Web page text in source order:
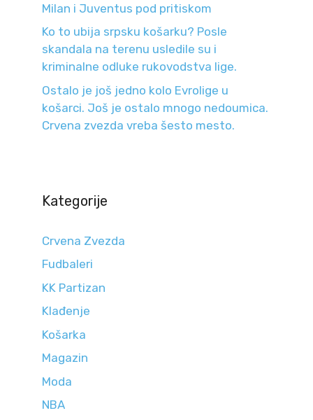
Milan i Juventus pod pritiskom
Ko to ubija srpsku košarku? Posle
skandala na terenu usledile su i
kriminalne odluke rukovodstva lige.
Ostalo je još jedno kolo Evrolige u
košarci. Još je ostalo mnogo nedoumica.
Crvena zvezda vreba šesto mesto.
Kategorije
Crvena Zvezda
Fudbaleri
KK Partizan
Klađenje
Košarka
Magazin
Moda
NBA